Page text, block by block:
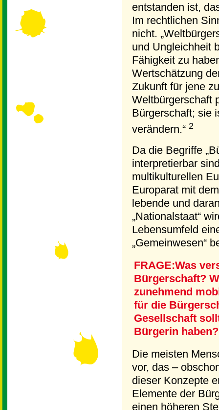
entstanden ist,
Im rechtlichen
nicht.
und Ungleichheit
Fähigkeit zu
Wertschätzung
Zukunft für jene
Weltbürgerschaft
Bürgerschaft; sie
verändern.“ 2
Da die Begriffe
interpretierbar
multikulturellen
Europarat mit
lebende und
„Nationalstaat“
Lebensumfeld
„Gemeinwesen“
FRAGE:Was
Bürgerschaft?
zunehmend
für die
Gesellschaft
Bürgerin haben?
Die meisten
vor, das –
dieser Konzepte
Elemente der
einen höheren